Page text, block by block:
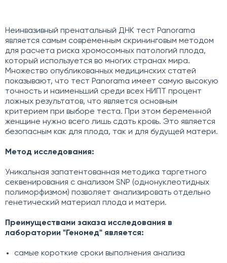
Неинвазивный пренатальный ДНК тест Panorama
является самым современным скрининговым методом
для расчета риска хромосомных патологий плода,
который используется во многих странах мира.
Множество опубликованных медицинских статей
показывают, что тест Panorama имеет самую высокую
точность и наименьший среди всех НИПТ процент
ложных результатов, что является основным
критерием при выборе теста. При этом беременной
женщине нужно всего лишь сдать кровь. Это является
безопасным как для плода, так и для будущей матери.
Метод исследования:
Уникальная запатентованная методика таргетного
секвенирования с анализом SNP (однонуклеотидных
полиморфизмом) позволяет анализировать отдельно
генетический материал плода и матери.
Преимуществами заказа исследования в
лаборатории "Геномед" является:
самые короткие сроки выполнения анализа